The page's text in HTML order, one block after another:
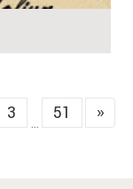
3 ... 51 »